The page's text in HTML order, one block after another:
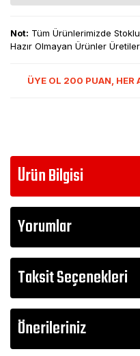
Not: Tüm Ürünlerimizde
Hazır Olmayan Ürünler
ÜYE OL 200 PUAN, HER
Ürün Bilgisi
Yorumlar
Taksit Seçenekleri
Önerileriniz